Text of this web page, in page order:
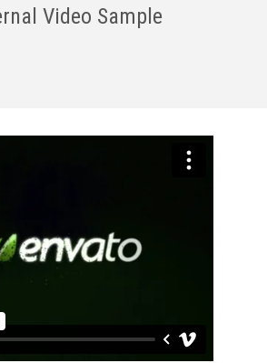
Video Sample